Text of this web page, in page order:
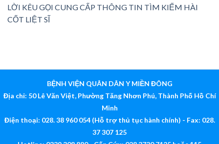
LỜI KÊU GỌI CUNG CẤP THÔNG TIN TÌM KIẾM HÀI
CỐT LIỆT SĨ
BỆNH VIỆN QUÂN DÂN Y MIỀN ĐÔNG
Địa chỉ: 50 Lê Văn Việt, Phường Tăng Nhơn Phú, Thành Phố Hồ Chí
Minh
Điện thoại: 028. 38 960 054 (Hỗ trợ thủ tục hành chính) - Fax: 028.
37 307 125